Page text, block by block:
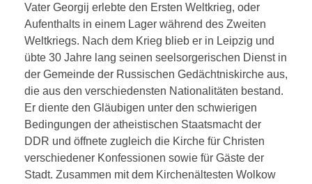
Vater Georgij erlebte den Ersten Weltkrieg, oder
Aufenthalts in einem Lager während des Zweiten
Weltkriegs. Nach dem Krieg blieb er in Leipzig und
übte 30 Jahre lang seinen seelsorgerischen Dienst in
der Gemeinde der Russischen Gedächtniskirche aus,
die aus den verschiedensten Nationalitäten bestand.
Er diente den Gläubigen unter den schwierigen
Bedingungen der atheistischen Staatsmacht der
DDR und öffnete zugleich die Kirche für Christen
verschiedener Konfessionen sowie für Gäste der
Stadt. Zusammen mit dem Kirchenältesten Wolkow